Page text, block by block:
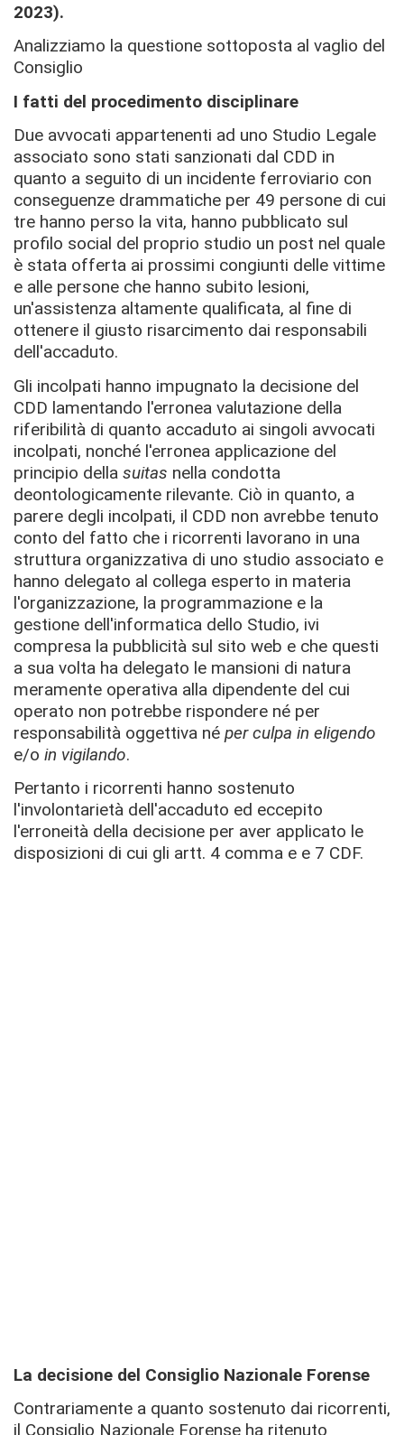
2023).
Analizziamo la questione sottoposta al vaglio del
Consiglio
I fatti del procedimento disciplinare
Due avvocati appartenenti ad uno Studio Legale
associato sono stati sanzionati dal CDD in
quanto a seguito di un incidente ferroviario con
conseguenze drammatiche per 49 persone di cui
tre hanno perso la vita, hanno pubblicato sul
profilo social del proprio studio un post nel quale
è stata offerta ai prossimi congiunti delle vittime
e alle persone che hanno subito lesioni,
un'assistenza altamente qualificata, al fine di
ottenere il giusto risarcimento dai responsabili
dell'accaduto.
Gli incolpati hanno impugnato la decisione del
CDD lamentando l'erronea valutazione della
riferibilità di quanto accaduto ai singoli avvocati
incolpati, nonché l'erronea applicazione del
principio della suitas nella condotta
deontologicamente rilevante. Ciò in quanto, a
parere degli incolpati, il CDD non avrebbe tenuto
conto del fatto che i ricorrenti lavorano in una
struttura organizzativa di uno studio associato e
hanno delegato al collega esperto in materia
l'organizzazione, la programmazione e la
gestione dell'informatica dello Studio, ivi
compresa la pubblicità sul sito web e che questi
a sua volta ha delegato le mansioni di natura
meramente operativa alla dipendente del cui
operato non potrebbe rispondere né per
responsabilità oggettiva né per culpa in eligendo
e/o in vigilando.
Pertanto i ricorrenti hanno sostenuto
l'involontarietà dell'accaduto ed eccepito
l'erroneità della decisione per aver applicato le
disposizioni di cui gli artt. 4 comma e e 7 CDF.
La decisione del Consiglio Nazionale Forense
Contrariamente a quanto sostenuto dai ricorrenti,
il Consiglio Nazionale Forense ha ritenuto